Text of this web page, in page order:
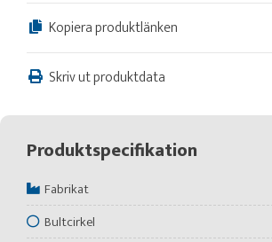
Kopiera produktlänken
Skriv ut produktdata
Produktspecifikation
Fabrikat
Bultcirkel